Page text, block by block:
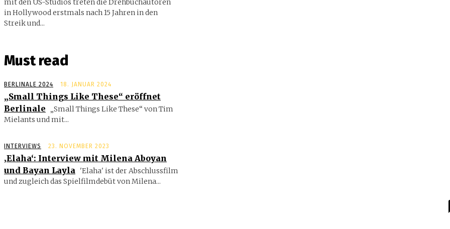
in Hollywood erstmals nach 15 Jahren in den
Streik und...
Must read
BERLINALE 2024 18. JANUAR 2024
„Small Things Like These“ eröffnet
Berlinale
„Small Things Like These“ von Tim
Mielants und mit...
INTERVIEWS 23. NOVEMBER 2023
‚Elaha‘: Interview mit Milena Aboyan
und Bayan Layla 'Elaha' ist der Abschlussfilm
und zugleich das Spielfilmdebüt von Milena...